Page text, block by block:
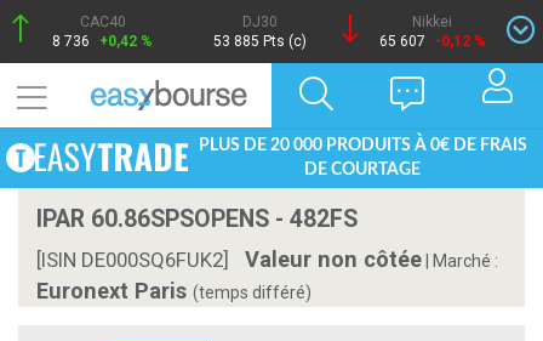
CAC40
8 736
+0,42 %
DJ30
53 885 Pts (c)
Nikkei
65 607
-0,12 %
PLUS DE 20 000 PRODUITS À 0€ DE FRAIS
DE COURTAGE
IPAR 60.86SPSOPENS - 482FS
[ISIN DE000SQ6FUK2] Valeur non côtée Marché :
Euronext Paris (temps différé)